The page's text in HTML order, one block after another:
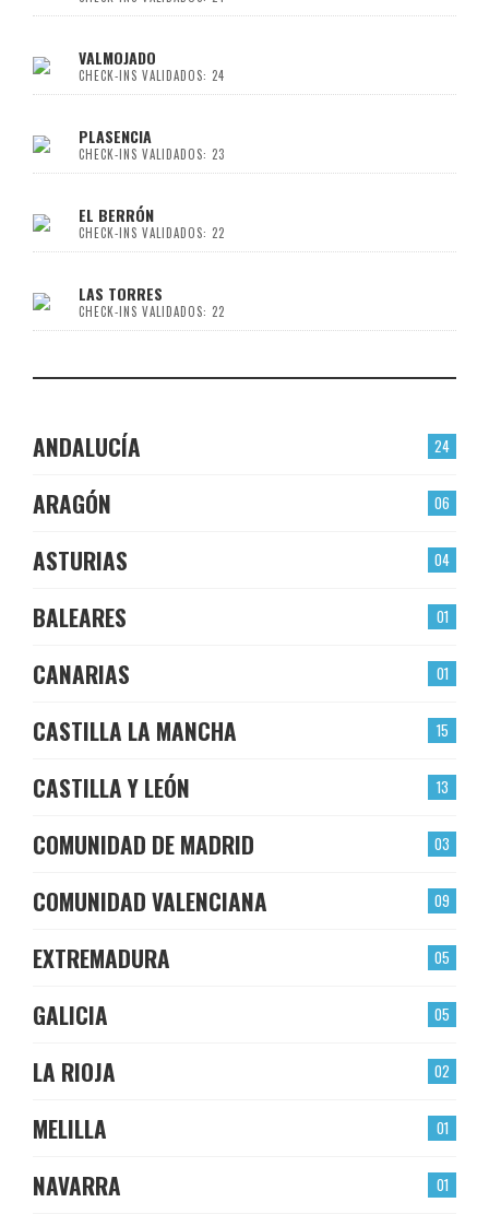
VALMOJADO
CHECK-INS VALIDADOS: 24
PLASENCIA
CHECK-INS VALIDADOS: 23
EL BERRÓN
CHECK-INS VALIDADOS: 22
LAS TORRES
CHECK-INS VALIDADOS: 22
24
ANDALUCÍA
06
ARAGÓN
04
ASTURIAS
01
BALEARES
01
CANARIAS
15
CASTILLA LA MANCHA
13
CASTILLA Y LEÓN
03
COMUNIDAD DE MADRID
09
COMUNIDAD VALENCIANA
05
EXTREMADURA
05
GALICIA
02
LA RIOJA
01
MELILLA
01
NAVARRA